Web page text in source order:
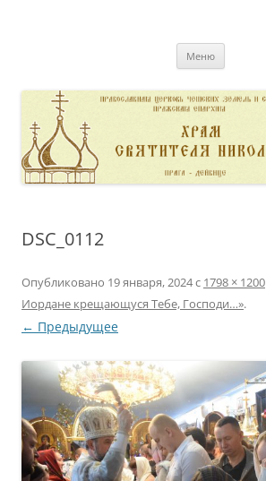
Меню
DSC_0112
Опубликовано 19 января, 2024с 1798 × 1200
Иордане крещающуся Тебе, Господи…».
← Предыдущее